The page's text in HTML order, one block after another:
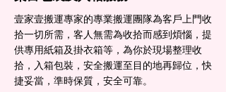
壹家壹搬運專家的專業搬運團隊為客戶上門收
拾一切所需，客人無需為收拾而感到煩惱，提
供專用紙箱及掛衣箱等，為你於現場整理收
拾，入箱包裝，安全搬運至目的地再歸位，快
捷妥當，準時保質，安全可靠。